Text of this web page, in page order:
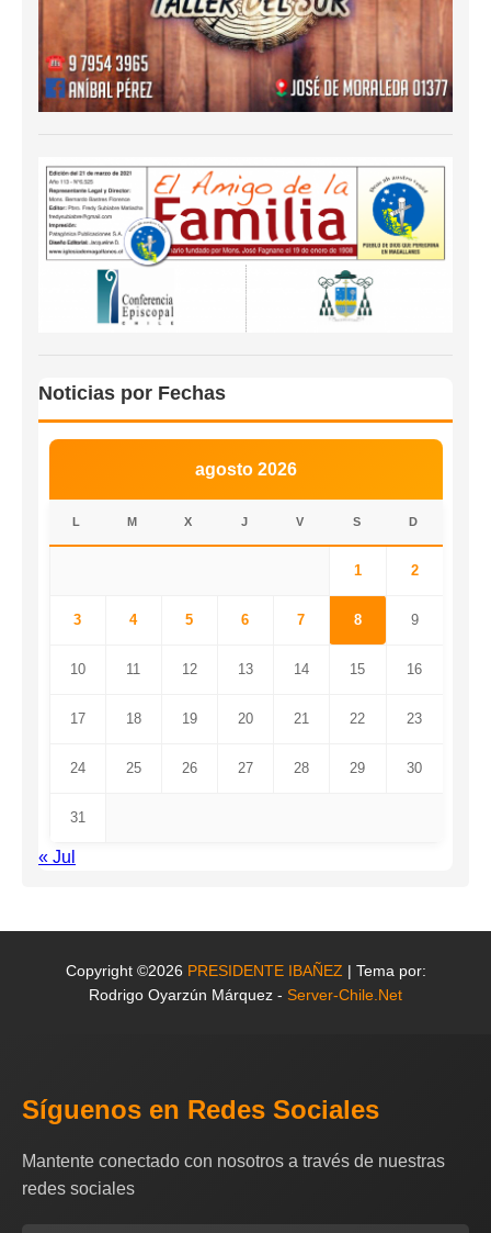
Noticias por Fechas
agosto 2026
L M X J V S D
1 2
3 4 5 6 7 8 9
10 11 12 13 14 15 16
17 18 19 20 21 22 23
24 25 26 27 28 29 30
31
« Jul
Copyright ©2026 PRESIDENTE IBAÑEZ | Tema por:
Rodrigo Oyarzún Márquez - Server-Chile.Net
Síguenos en Redes Sociales
Mantente conectado con nosotros a través de nuestras
redes sociales